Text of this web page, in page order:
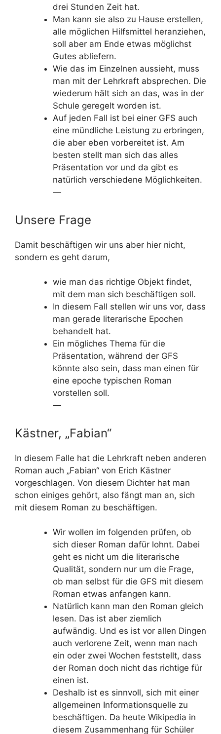
drei Stunden Zeit hat.
Man kann sie also zu Hause erstellen,
alle möglichen Hilfsmittel heranziehen,
soll aber am Ende etwas möglichst
Gutes abliefern.
Wie das im Einzelnen aussieht, muss
man mit der Lehrkraft absprechen. Die
wiederum hält sich an das, was in der
Schule geregelt worden ist.
Auf jeden Fall ist bei einer GFS auch
eine mündliche Leistung zu erbringen,
die aber eben vorbereitet ist. Am
besten stellt man sich das alles
Präsentation vor und da gibt es
natürlich verschiedene Möglichkeiten.
—
Unsere Frage
Damit beschäftigen wir uns aber hier nicht,
sondern es geht darum,
wie man das richtige Objekt findet,
mit dem man sich beschäftigen soll.
In diesem Fall stellen wir uns vor, dass
man gerade literarische Epochen
behandelt hat.
Ein mögliches Thema für die
Präsentation, während der GFS
könnte also sein, dass man einen für
eine epoche typischen Roman
vorstellen soll.
—
Kästner, „Fabian“
In diesem Falle hat die Lehrkraft neben anderen
Roman auch „Fabian“ von Erich Kästner
vorgeschlagen. Von diesem Dichter hat man
schon einiges gehört, also fängt man an, sich
mit diesem Roman zu beschäftigen.
Wir wollen im folgenden prüfen, ob
sich dieser Roman dafür lohnt. Dabei
geht es nicht um die literarische
Qualität, sondern nur um die Frage,
ob man selbst für die GFS mit diesem
Roman etwas anfangen kann.
Natürlich kann man den Roman gleich
lesen. Das ist aber ziemlich
aufwändig. Und es ist vor allen Dingen
auch verlorene Zeit, wenn man nach
ein oder zwei Wochen feststellt, dass
der Roman doch nicht das richtige für
einen ist.
Deshalb ist es sinnvoll, sich mit einer
allgemeinen Informationsquelle zu
beschäftigen. Da heute Wikipedia in
diesem Zusammenhang für Schüler